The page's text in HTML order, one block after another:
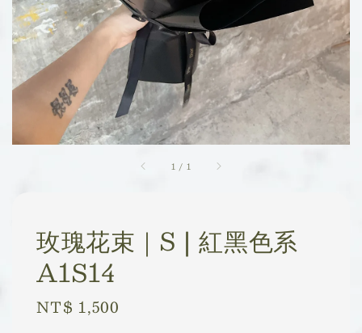
1 / 1
玫瑰花束｜S | 紅黑色系
A1S14
Regular
NT$ 1,500